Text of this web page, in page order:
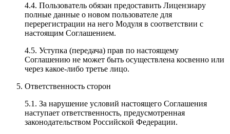
4.4. Пользователь обязан предоставить Лицензиару
полные данные о новом пользователе для
перерегистрации на него Модуля в соответствии с
настоящим Соглашением.
4.5. Уступка (передача) прав по настоящему
Соглашению не может быть осуществлена косвенно или
через какое-либо третье лицо.
Ответственность сторон
5.1. За нарушение условий настоящего Соглашения
наступает ответственность, предусмотренная
законодательством Российской Федерации.